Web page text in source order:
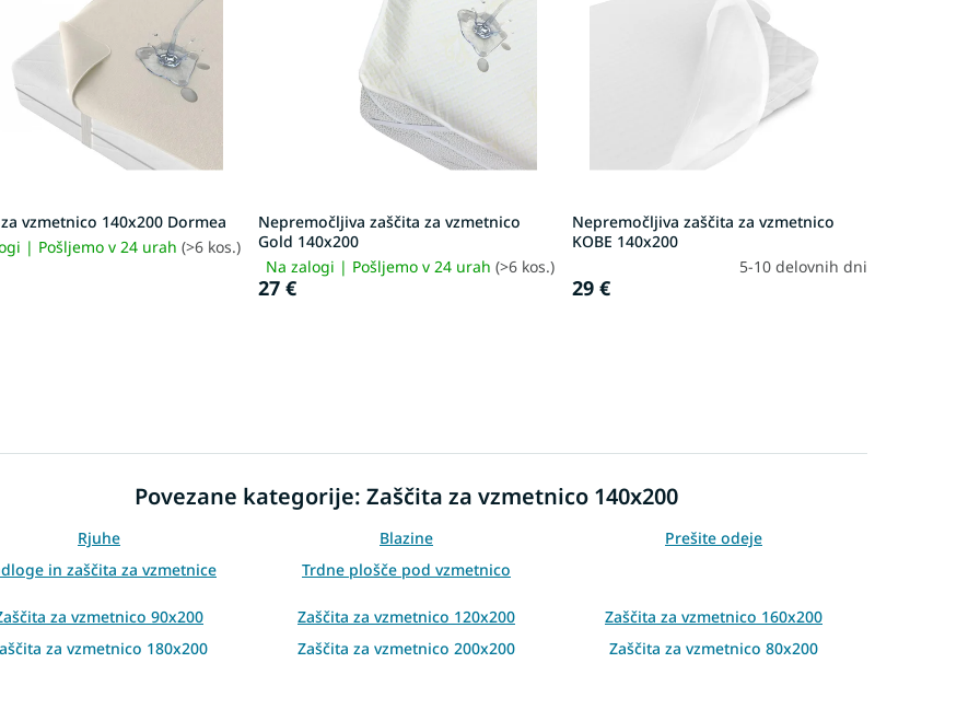
vzmetnico 140x200 Dormea
| Pošljemo v 24 urah(>6 kos.)
Nepremočljiva zaščita za vzmetnico
Gold 140x200
Na zalogi | Pošljemo v 24 urah (>6 kos.)
27 €
Nepremočljiva zaščita za vzmetnico
KOBE 140x200
5-10 delovnih dni
29 €
t
n
c
o
n
r
o
Povezane kategorije: Zaščita za vzmetnico 140x200
Rjuhe Blazine
Prešite odeje
in zaščita za vzmetnice
Trdne plošče pod vzmetnico
za vzmetnico 90x200 Zaščita za vzmetnico 120x200
Zaščita za vzmetnico 160x200
za vzmetnico 180x200
Zaščita za vzmetnico 200x200
Zaščita za vzmetnico 80x200